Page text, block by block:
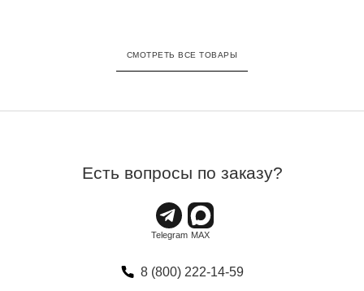
СМОТРЕТЬ ВСЕ ТОВАРЫ
Есть вопросы по заказу?
8 (800) 222-14-59